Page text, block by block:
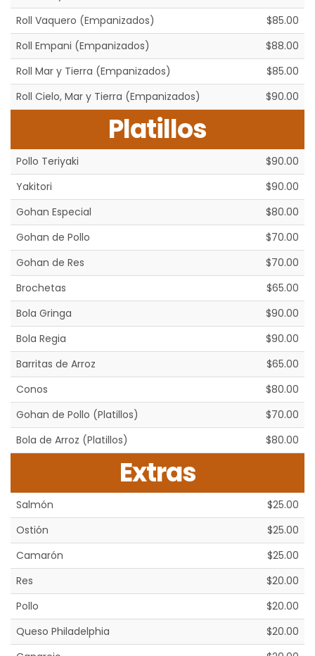
Roll Vaquero (Empanizados)
$85.00
Roll Empani (Empanizados)
$88.00
Roll Mar y Tierra (Empanizados)
$85.00
Roll Cielo, Mar y Tierra (Empanizados)
$90.00
Platillos
Pollo Teriyaki
$90.00
Yakitori
$90.00
Gohan Especial
$80.00
Gohan de Pollo
$70.00
Gohan de Res
$70.00
Brochetas
$65.00
Bola Gringa
$90.00
Bola Regia
$90.00
Barritas de Arroz
$65.00
Conos
$80.00
Gohan de Pollo (Platillos)
$70.00
Bola de Arroz (Platillos)
$80.00
Extras
Salmón
$25.00
Ostión
$25.00
Camarón
$25.00
Res
$20.00
Pollo
$20.00
Queso Philadelphia
$20.00